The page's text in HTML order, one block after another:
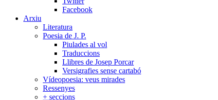
Facebook
Arxiu
Literatura
Poesia de J. P.
Piulades al vol
Traduccions
Llibres de Josep Porcar
Versigrafies sense cartabó
Vídeopoesia: veus mirades
Ressenyes
+ seccions